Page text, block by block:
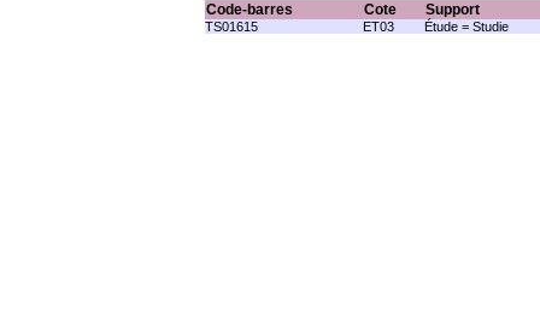
Code-barres Cote Support
TS01615 ET03 Étude = Studie